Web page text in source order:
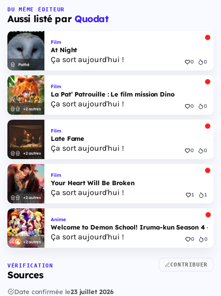
DU MÊME ÉDITEUR
Aussi listé par Quodat
Pathé
Film
At Night
Ça sort aujourd'hui ! 0 0
+2 autres
Film
La Pat’ Patrouille : Le film mission Dino
Ça sort aujourd'hui ! 0 0
+2 autres
Film
Late Fame
Ça sort aujourd'hui ! 0 0
+2 autres
Film
Your Heart Will Be Broken
Ça sort aujourd'hui ! 1 1
+2 autres
Anime
Welcome to Demon School! Iruma-kun Season 4 -
Ça sort aujourd'hui ! 0 0
VÉRIFICATION
Sources
CONTRIBUER
Date confirmée le23 juillet 2026